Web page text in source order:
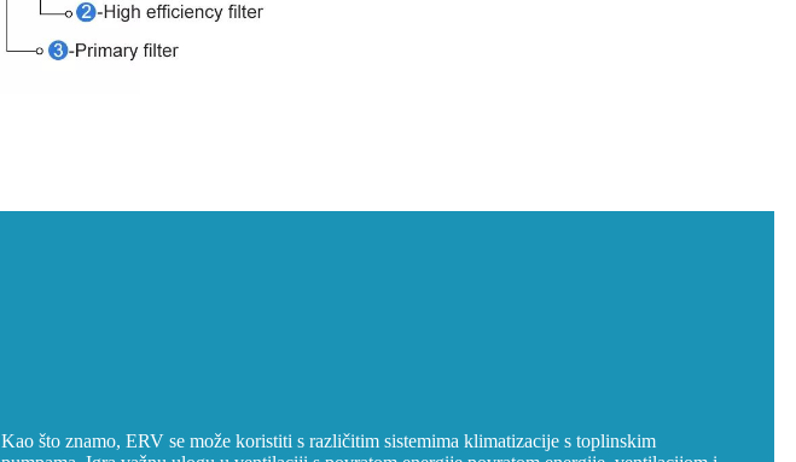
Kao što znamo, ERV se može koristiti s različitim sistemima klimatizacije s toplinskim